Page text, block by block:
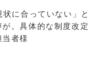
に合っていない」と
。具体的な制度改定
者様